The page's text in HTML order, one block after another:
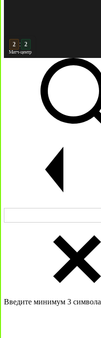
: 2
Матч-центр
Введите минимум 3 символа